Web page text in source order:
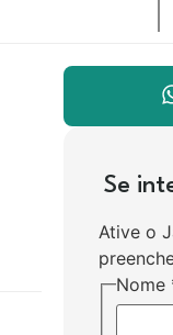
Se
Ative o
Nome